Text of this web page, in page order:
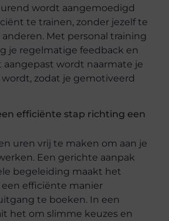
wordt aangemoedigd
te trainen, zonder jezelf te
Met personal training
je regelmatige feedback en
aangepast wordt naarmate je
zodat je gemotiveerd
efficiënte stap richting een
uren vrij te maken om aan je
Een gerichte aanpak
begeleiding maakt het
efficiënte manier
te boeken. In een
het om slimme keuzes en